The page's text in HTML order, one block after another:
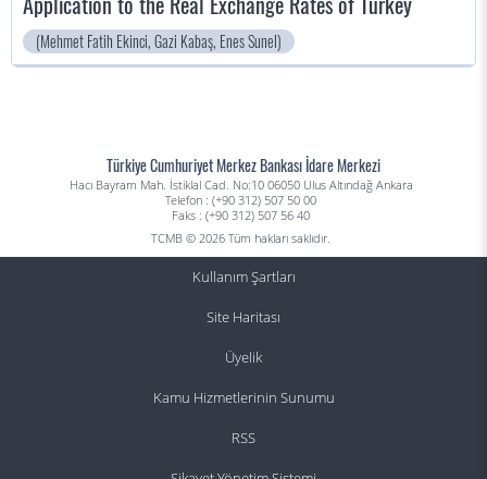
(Mehmet Fatih Ekinci, Gazi Kabaş, Enes Sunel)
Türkiye Cumhuriyet Merkez Bankası İdare Merkezi
Hacı Bayram Mah. İstiklal Cad. No:10 06050 Ulus Altındağ Ankara
Telefon : (+90 312) 507 50 00
Faks : (+90 312) 507 56 40
TCMB © 2026 Tüm hakları saklıdır.
Kullanım Şartları
Site Haritası
Üyelik
Kamu Hizmetlerinin Sunumu
RSS